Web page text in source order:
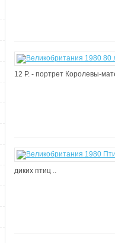
12 Р. - портрет Королевы-
диких птиц ..